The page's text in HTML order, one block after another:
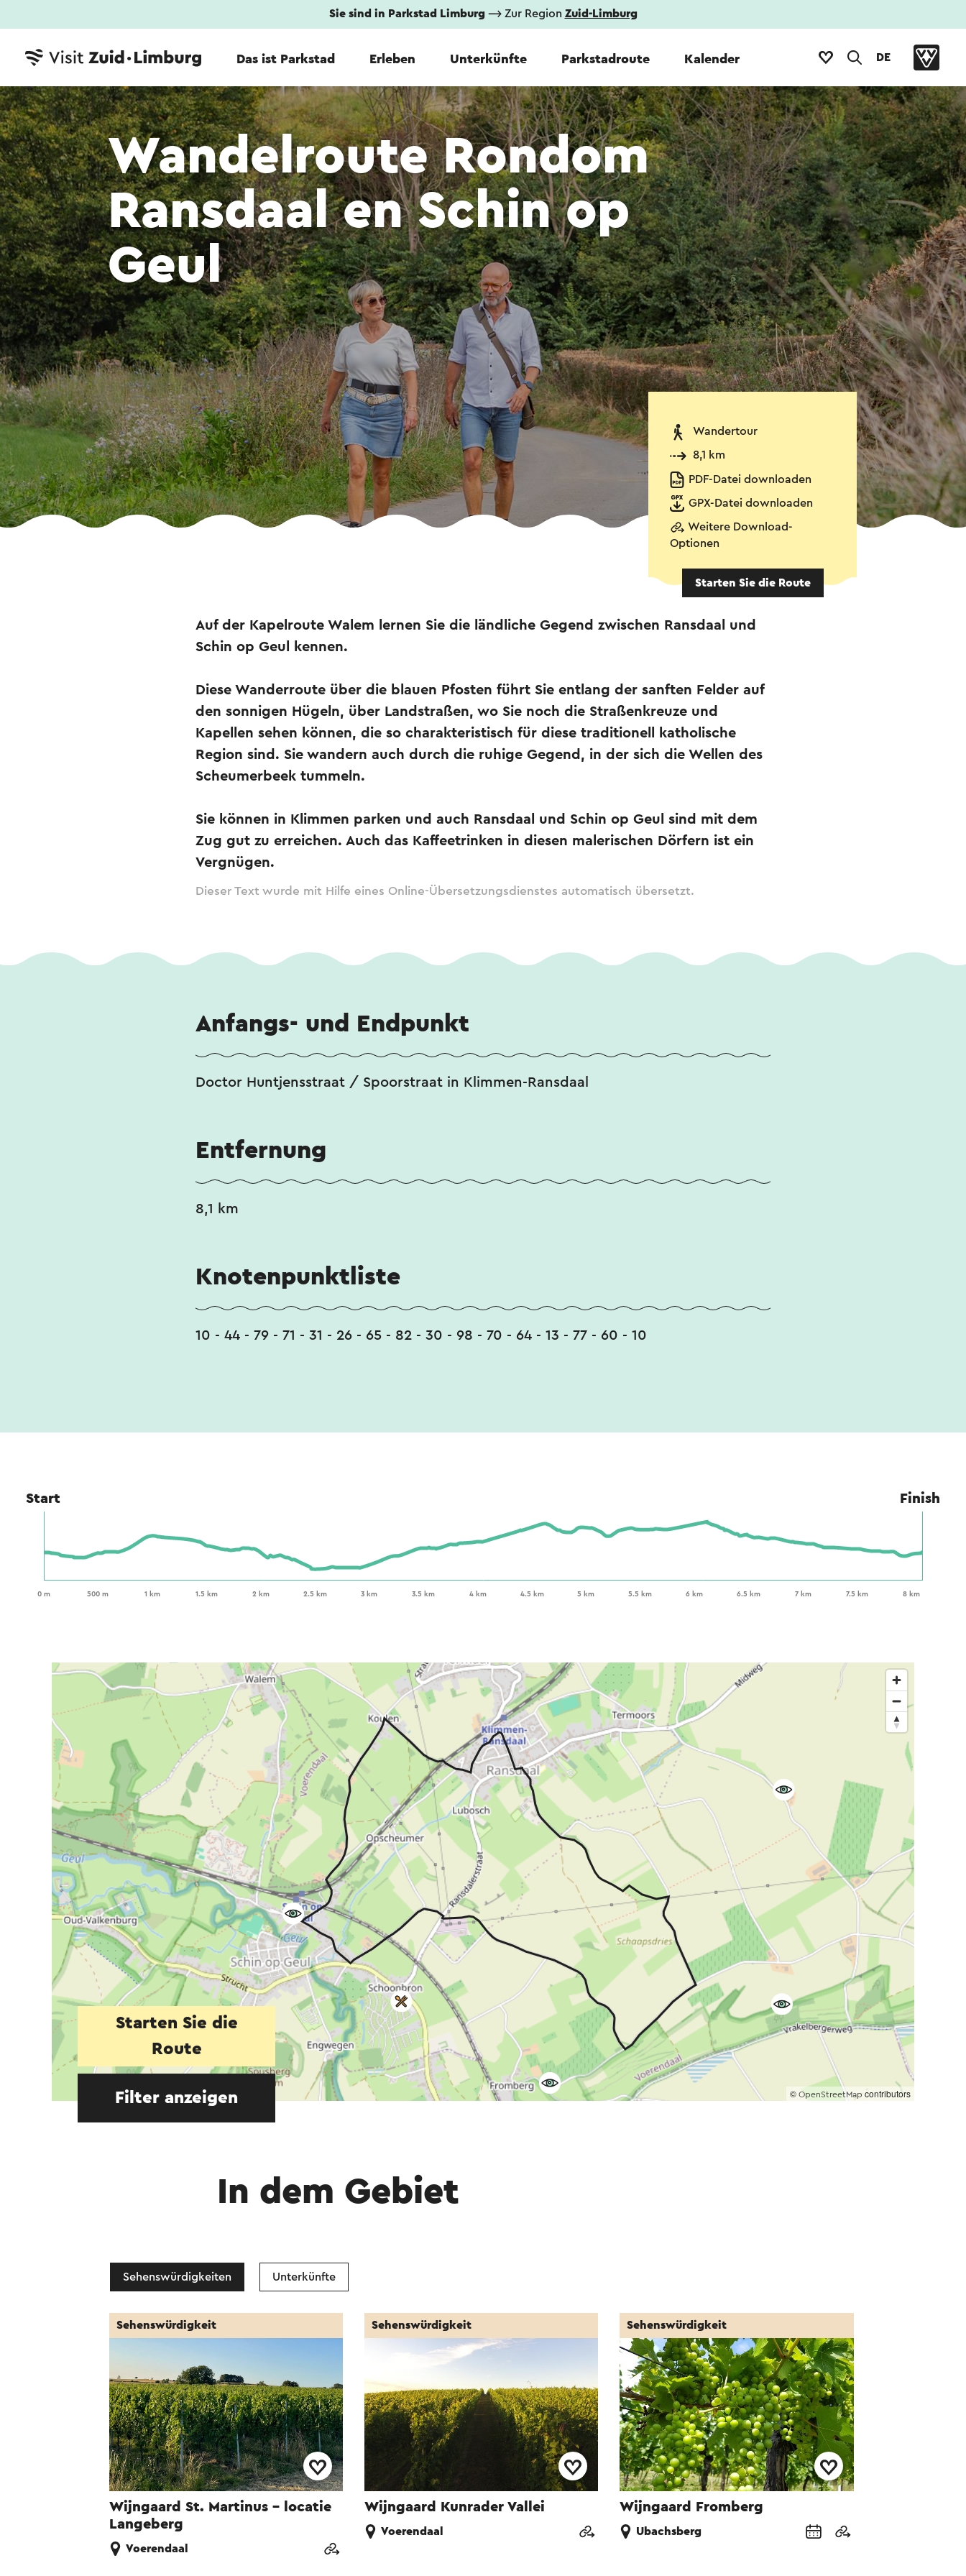
Sie sind in Parkstad Limburg⟶ Zur Region Zuid-Limburg
Das ist Parkstad Erleben Unterkünfte Parkstadroute Kalender DE
Wandelroute Rondom
Ransdaal en Schin op
Geul
Wandertour
8,1 km
PDF-Datei downloaden
GPX-Datei downloaden
Weitere Download-
Optionen
Starten Sie die Route
Auf der Kapelroute Walem lernen Sie die ländliche Gegend zwischen Ransdaal und
Schin op Geul kennen.
Diese Wanderroute über die blauen Pfosten führt Sie entlang der sanften Felder auf
den sonnigen Hügeln, über Landstraßen, wo Sie noch die Straßenkreuze und
Kapellen sehen können, die so charakteristisch für diese traditionell katholische
Region sind. Sie wandern auch durch die ruhige Gegend, in der sich die Wellen des
Scheumerbeek tummeln.
Sie können in Klimmen parken und auch Ransdaal und Schin op Geul sind mit dem
Zug gut zu erreichen. Auch das Kaffeetrinken in diesen malerischen Dörfern ist ein
Vergnügen.
Dieser Text wurde mit Hilfe eines Online-Übersetzungsdienstes automatisch übersetzt.
Anfangs- und Endpunkt
Doctor Huntjensstraat / Spoorstraat in Klimmen-Ransdaal
Entfernung
8,1 km
Knotenpunktliste
10 - 44 - 79 - 71 - 31 - 26 - 65 - 82 - 30 - 98 - 70 - 64 - 13 - 77 - 60 - 10
Start Finish
© OpenStreetMap contributors
Starten Sie die
Route
Filter anzeigen
In dem Gebiet
Sehenswürdigkeiten Unterkünfte
Wijngaard St. Martinus - locatie
Langeberg
Sehenswürdigkeit
Voerendaal
Wijngaard Kunrader Vallei
Sehenswürdigkeit
Voerendaal
Wijngaard Fromberg
Sehenswürdigkeit
Ubachsberg